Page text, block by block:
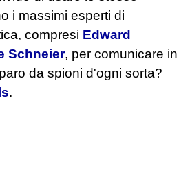
i massimi esperti di
compresi Edward
Schneier, per comunicare in
da spioni d'ogni sorta?
.